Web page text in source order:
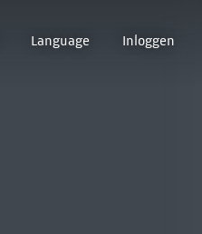
Language Inloggen